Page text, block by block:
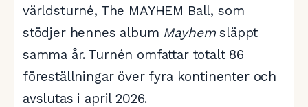
världsturné, The MAYHEM Ball, som
stödjer hennes album Mayhemsläppt
samma år. Turnén omfattar totalt 86
föreställningar över fyra kontinenter och
avslutas i april 2026.